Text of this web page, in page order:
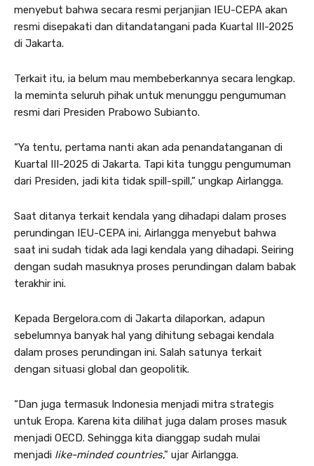
menyebut bahwa secara resmi perjanjian IEU-CEPA akan
resmi disepakati dan ditandatangani pada Kuartal III-2025
di Jakarta.
Terkait itu, ia belum mau membeberkannya secara lengkap.
Ia meminta seluruh pihak untuk menunggu pengumuman
resmi dari Presiden Prabowo Subianto.
“Ya tentu, pertama nanti akan ada penandatanganan di
Kuartal III-2025 di Jakarta. Tapi kita tunggu pengumuman
dari Presiden, jadi kita tidak spill-spill,” ungkap Airlangga.
Saat ditanya terkait kendala yang dihadapi dalam proses
perundingan IEU-CEPA ini, Airlangga menyebut bahwa
saat ini sudah tidak ada lagi kendala yang dihadapi. Seiring
dengan sudah masuknya proses perundingan dalam babak
terakhir ini.
Kepada Bergelora.com di Jakarta dilaporkan, adapun
sebelumnya banyak hal yang dihitung sebagai kendala
dalam proses perundingan ini. Salah satunya terkait
dengan situasi global dan geopolitik.
“Dan juga termasuk Indonesia menjadi mitra strategis
untuk Eropa. Karena kita dilihat juga dalam proses masuk
menjadi OECD. Sehingga kita dianggap sudah mulai
menjadi like-minded countries,” ujar Airlangga.